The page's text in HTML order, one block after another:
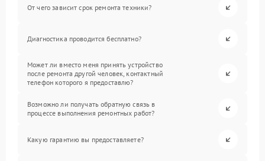
От чего зависит срок ремонта техники?
Диагностика проводится бесплатно?
Может ли вместо меня принять устройство
после ремонта другой человек, контактный
телефон которого я предоставлю?
Возможно ли получать обратную связь в
процессе выполнения ремонтных работ?
Какую гарантию вы предоставляете?